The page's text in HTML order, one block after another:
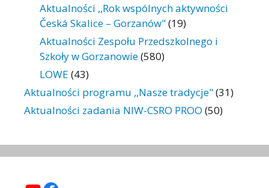
Aktualności ,,Rok wspólnych aktywności
Česká Skalice – Gorzanów"(19)
Aktualności Zespołu Przedszkolnego i
Szkoły w Gorzanowie(580)
LOWE (43)
Aktualności programu ,,Nasze tradycje"(31)
Aktualności zadania NIW-CSRO PROO (50)